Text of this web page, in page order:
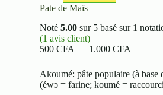
Pate de Maïs
Noté5.00 sur 5 basé sur 1
(1 avis client)
500CFA – 1.000CFA
prix :
500
à
Akoumé: pâte populaire (à base
(éwɔ = farine; koumé =